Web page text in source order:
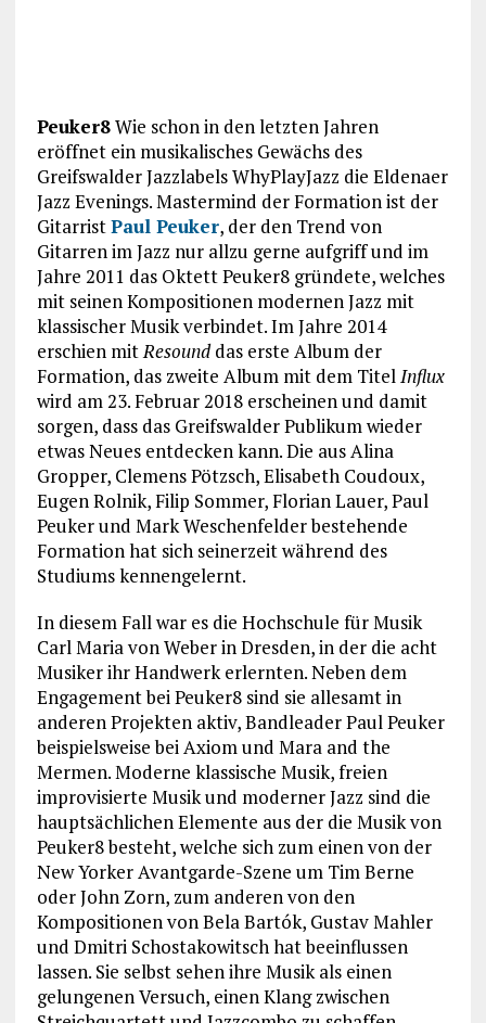
Peuker8Wie schon in den letzten Jahren
eröffnet ein musikalisches Gewächs des
Greifswalder Jazzlabels WhyPlayJazz die Eldenaer
Jazz Evenings. Mastermind der Formation ist der
GitarristPaul Peuker, der den Trend von
Gitarren im Jazz nur allzu gerne aufgriff und im
Jahre 2011 das Oktett Peuker8 gründete, welches
mit seinen Kompositionen modernen Jazz mit
klassischer Musik verbindet. Im Jahre 2014
erschien mit Resounddas erste Album der
Formation, das zweite Album mit dem Titel Influx
wird am 23. Februar 2018 erscheinen und damit
sorgen, dass das Greifswalder Publikum wieder
etwas Neues entdecken kann. Die aus Alina
Gropper, Clemens Pötzsch, Elisabeth Coudoux,
Eugen Rolnik, Filip Sommer, Florian Lauer, Paul
Peuker und Mark Weschenfelder bestehende
Formation hat sich seinerzeit während des
Studiums kennengelernt.
In diesem Fall war es die Hochschule für Musik
Carl Maria von Weber in Dresden, in der die acht
Musiker ihr Handwerk erlernten. Neben dem
Engagement bei Peuker8 sind sie allesamt in
anderen Projekten aktiv, Bandleader Paul Peuker
beispielsweise bei Axiom und Mara and the
Mermen. Moderne klassische Musik, freien
improvisierte Musik und moderner Jazz sind die
hauptsächlichen Elemente aus der die Musik von
Peuker8 besteht, welche sich zum einen von der
New Yorker Avantgarde-Szene um Tim Berne
oder John Zorn, zum anderen von den
Kompositionen von Bela Bartók, Gustav Mahler
und Dmitri Schostakowitsch hat beeinflussen
lassen. Sie selbst sehen ihre Musik als einen
gelungenen Versuch, einen Klang zwischen